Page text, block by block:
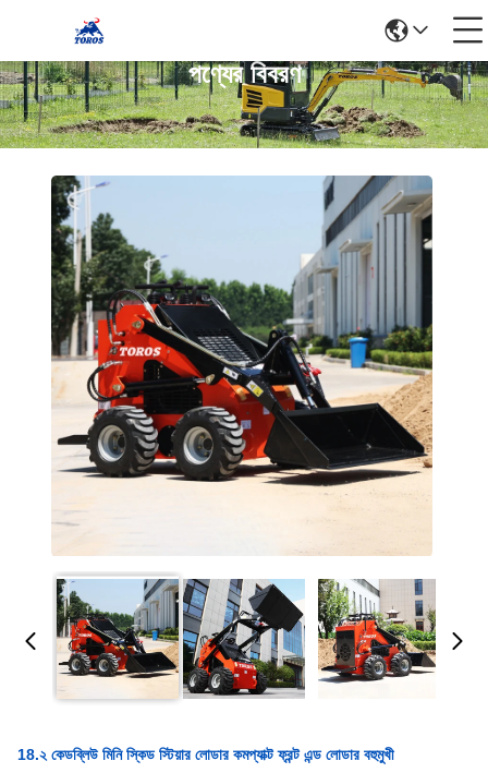
পণ্যের বিবরণ
18.২ কেডব্লিউ মিনি স্কিড স্টিয়ার লোডার কমপ্যাক্ট ফ্রন্ট এন্ড লোডার বহুমুখী